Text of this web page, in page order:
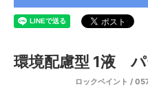
環境配慮型 1液 パ
ロックペイント /